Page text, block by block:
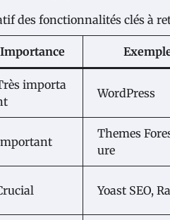
des fonctionnalités clés à
Importance
importa
WordPress
Themes
ure
Yoast SEO,